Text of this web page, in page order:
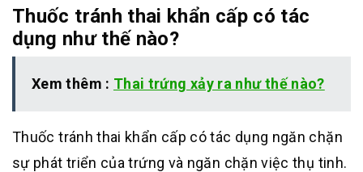
Thuốc tránh thai khẩn cấp có tác
dụng như thế nào?
Xem thêm : Thai trứng xảy ra như thế nào?
Thuốc tránh thai khẩn cấp có tác dụng ngăn chặn
sự phát triển của trứng và ngăn chặn việc thụ tinh.